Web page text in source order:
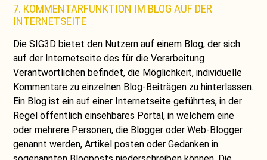
7. KOMMENTARFUNKTION IM BLOG AUF DER
INTERNETSEITE
Die SIG3D bietet den Nutzern auf einem Blog, der sich
auf der Internetseite des für die Verarbeitung
Verantwortlichen befindet, die Möglichkeit, individuelle
Kommentare zu einzelnen Blog-Beiträgen zu hinterlassen.
Ein Blog ist ein auf einer Internetseite geführtes, in der
Regel öffentlich einsehbares Portal, in welchem eine
oder mehrere Personen, die Blogger oder Web-Blogger
genannt werden, Artikel posten oder Gedanken in